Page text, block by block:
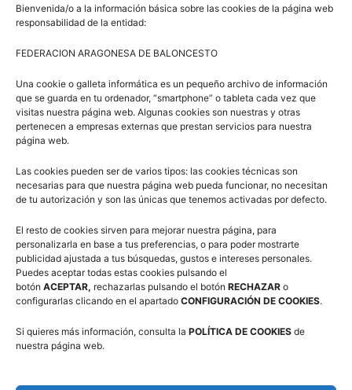
Bienvenida/o a la información básica sobre las cookies de la página web
responsabilidad de la entidad:
FEDERACION ARAGONESA DE BALONCESTO
Una cookie o galleta informática es un pequeño archivo de información
que se guarda en tu ordenador, “smartphone” o tableta cada vez que
visitas nuestra página web. Algunas cookies son nuestras y otras
pertenecen a empresas externas que prestan servicios para nuestra
página web.
Las cookies pueden ser de varios tipos: las cookies técnicas son
necesarias para que nuestra página web pueda funcionar, no necesitan
de tu autorización y son las únicas que tenemos activadas por defecto.
El resto de cookies sirven para mejorar nuestra página, para
personalizarla en base a tus preferencias, o para poder mostrarte
publicidad ajustada a tus búsquedas, gustos e intereses personales.
Puedes aceptar todas estas cookies pulsando el
botón ACEPTAR, rechazarlas pulsando el botón RECHAZAR o
configurarlas clicando en el apartado CONFIGURACIÓN DE COOKIES.
Si quieres más información, consulta la POLÍTICA DE COOKIES de
nuestra página web.
FABASKET TV
Fabasket TV, el Canal de Televisión del Baloncesto
Aragonés, retransmitió en directo la final de la Copa de
Aragón de Tercera FEB, que tuvo como protagonistas a